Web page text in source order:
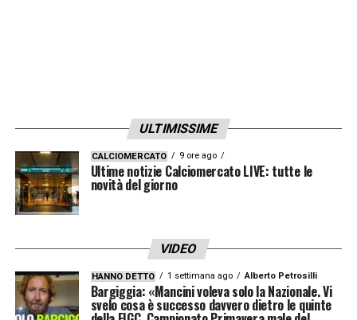
ULTIMISSIME
CALCIOMERCATO 9 ore ago
Ultime notizie Calciomercato LIVE: tutte le
novità del giorno
VIDEO
HANNO DETTO 1 settimana ago Alberto Petrosilli
Bargiggia: «Mancini voleva solo la Nazionale. Vi
svelo cosa è successo davvero dietro le quinte